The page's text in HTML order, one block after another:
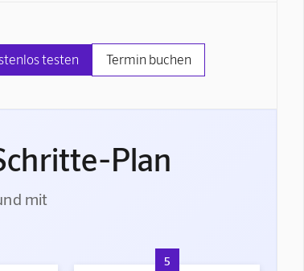
testen Termin buchen
Plan
mit
5